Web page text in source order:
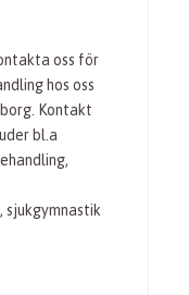
oss för
hos oss
Kontakt
bl.a